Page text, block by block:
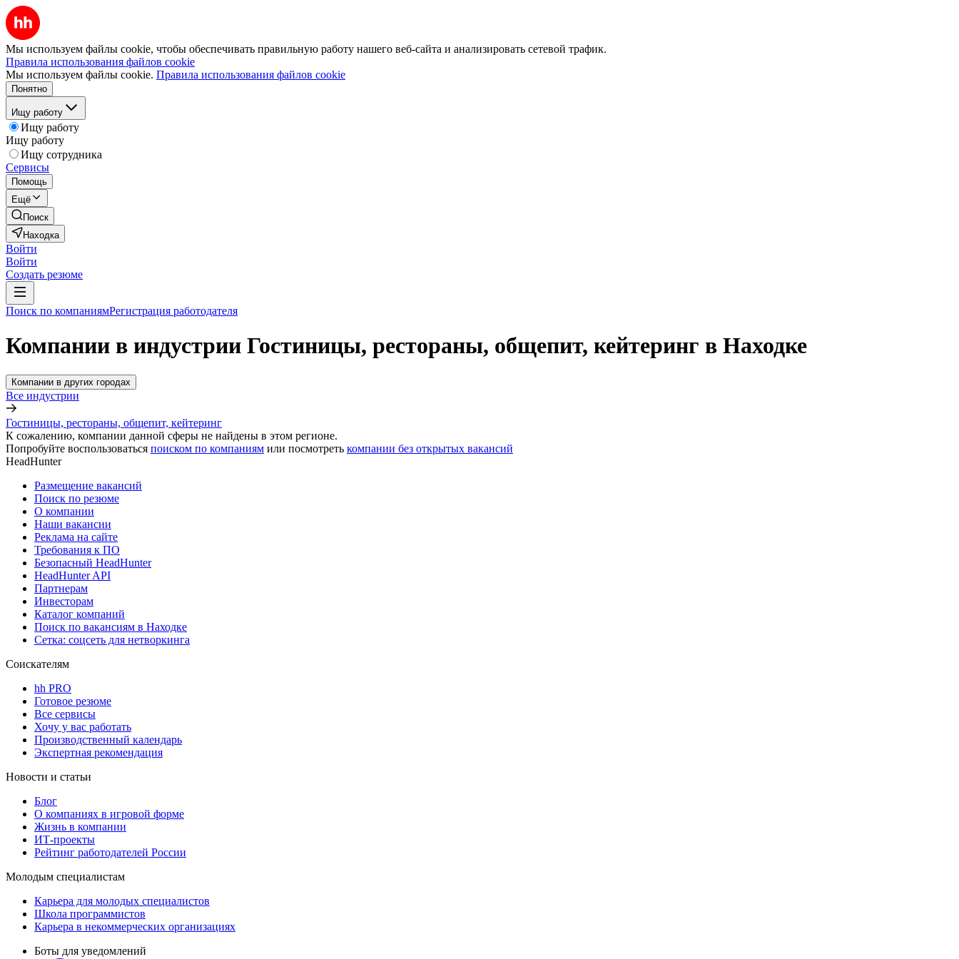
Мы используем файлы cookie, чтобы обеспечивать правильную работу нашего веб-сайта и анализировать сетевой трафик.
Правила использования файлов cookie
Мы используем файлы cookie. Правила использования файлов cookie
Понятно
Ищу работу
Ищу работу
Ищу работу
Ищу сотрудника
Сервисы
Помощь
Ещё
Поиск
Находка
Войти
Войти
Создать резюме
Поиск по компаниямРегистрация работодателя
Компании в индустрии Гостиницы, рестораны, общепит, кейтеринг в Находке
Компании в других городах
Все индустрии
Гостиницы, рестораны, общепит, кейтеринг
К сожалению, компании данной сферы не найдены в этом регионе.
Попробуйте воспользоваться поиском по компаниям или посмотреть компании без открытых вакансий
HeadHunter
Размещение вакансий
Поиск по резюме
О компании
Наши вакансии
Реклама на сайте
Требования к ПО
Безопасный HeadHunter
HeadHunter API
Партнерам
Инвесторам
Каталог компаний
Поиск по вакансиям в Находке
Сетка: соцсеть для нетворкинга
Соискателям
hh PRO
Готовое резюме
Все сервисы
Хочу у вас работать
Производственный календарь
Экспертная рекомендация
Новости и статьи
Блог
О компаниях в игровой форме
Жизнь в компании
ИТ-проекты
Рейтинг работодателей России
Молодым специалистам
Карьера для молодых специалистов
Школа программистов
Карьера в некоммерческих организациях
Боты для уведомлений